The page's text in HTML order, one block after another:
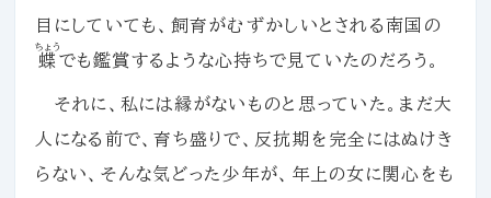
目にしていても、飼育がむずかしいとされる南国の
蝶
ちょう
でも鑑賞するような心持ちで見ていたのだろう。
それに、私には縁がないものと思っていた。まだ大
人になる前で、育ち盛りで、反抗期を完全にはぬけき
らない、そんな気どった少年が、年上の女に関心をも